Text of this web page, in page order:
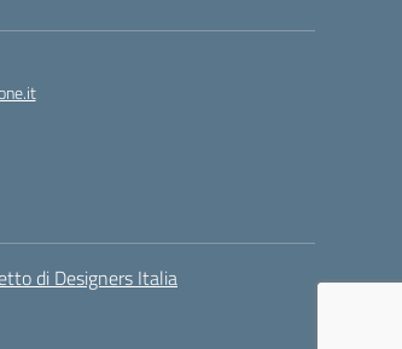
di Designers Italia